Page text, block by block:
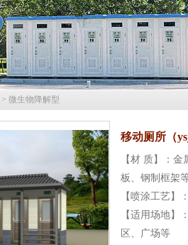
> 微生物降解型
移动厕所（
【材 质】：
板、钢制框架
【喷涂工艺】
【适用场地】
区、广场等